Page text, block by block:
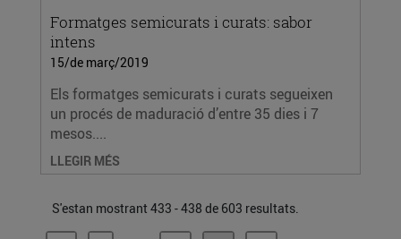
Formatges semicurats i curats: sabor
intens
15/de març/2019
Els formatges semicurats i curats segueixen
un procés de maduració d’entre 35 dies i 7
mesos....
LLEGIR MÉS
S'estan mostrant 433 - 438 de 603 resultats.